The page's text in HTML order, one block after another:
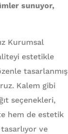
sunuyor,
Kurumsal
estetikle
tasarlanmış
Kalem gibi
seçenekleri,
hem de estetik
ve